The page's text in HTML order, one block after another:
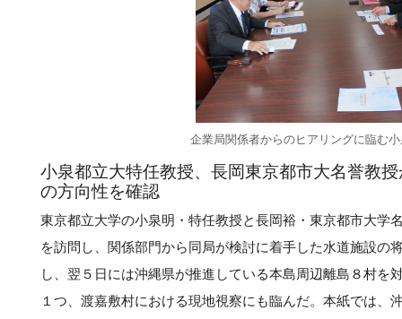
企業局関係者からのヒアリングに臨む
小泉都立大特任教授、長岡東京都市大名誉教
の方向性を確認
東京都立大学の小泉明・特任教授と長岡裕・東京都市大学
を訪問し、関係部門から同局が検討に着手した水道施設の
し、翌５日には沖縄県が推進している本島周辺離島８村を
１つ、渡嘉敷村における現地視察にも臨んだ。本紙では、